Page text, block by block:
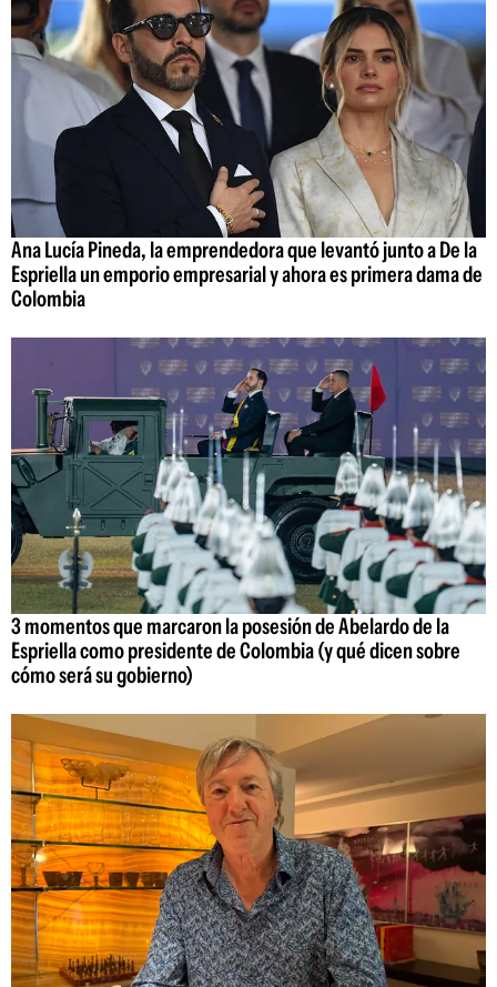
Ana Lucía Pineda, la emprendedora que levantó junto a De la
Espriella un emporio empresarial y ahora es primera dama de
Colombia
3 momentos que marcaron la posesión de Abelardo de la
Espriella como presidente de Colombia (y qué dicen sobre
cómo será su gobierno)